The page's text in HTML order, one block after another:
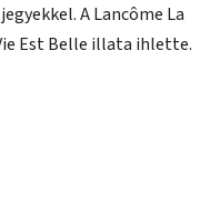
jegyekkel. A Lancôme La
Est Belle illata ihlette.